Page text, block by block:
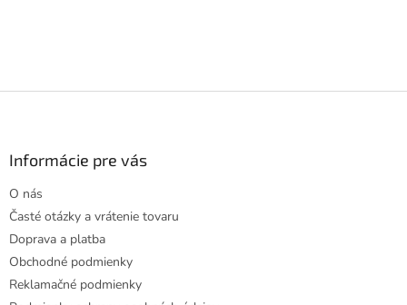
Informácie pre vás
O nás
Časté otázky a vrátenie tovaru
Doprava a platba
Obchodné podmienky
Reklamačné podmienky